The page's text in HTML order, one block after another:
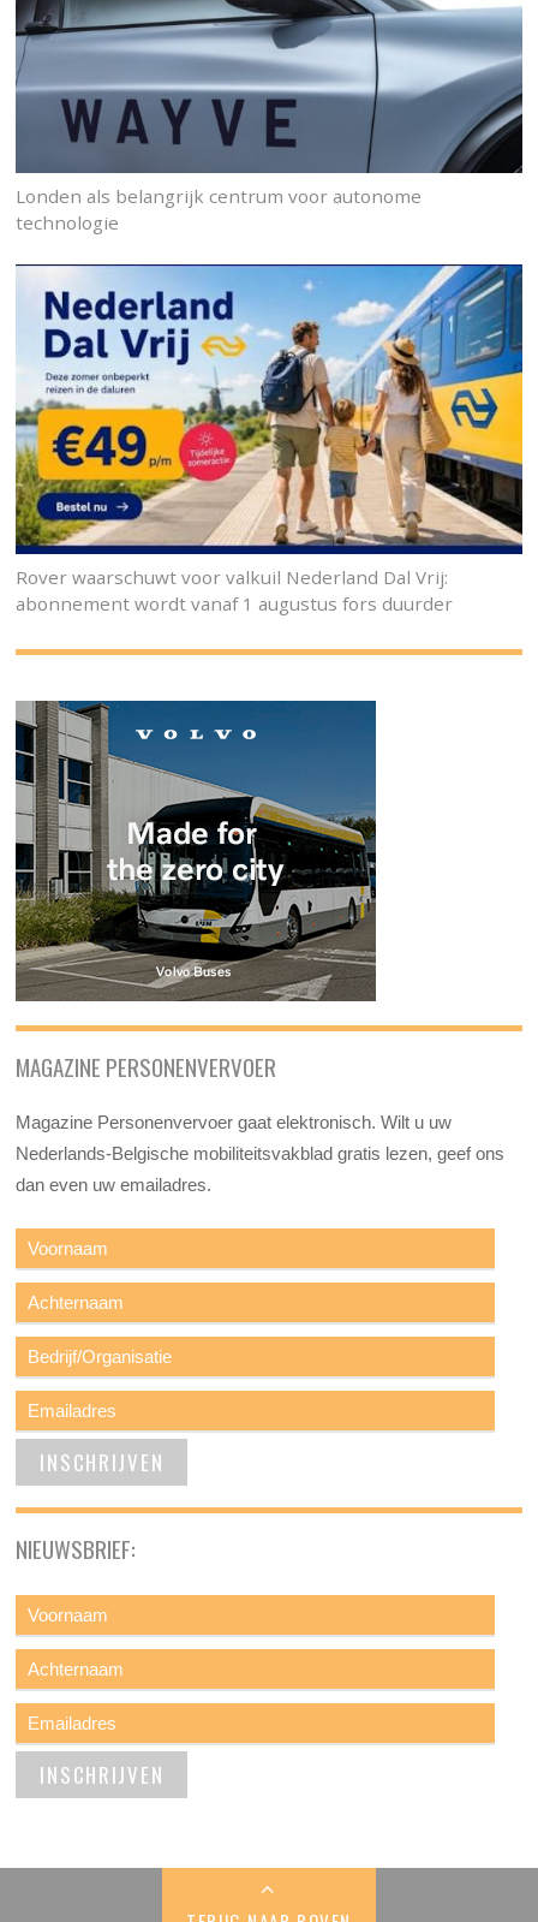
Londen als belangrijk centrum voor autonome
technologie
Rover waarschuwt voor valkuil Nederland Dal Vrij:
abonnement wordt vanaf 1 augustus fors duurder
MAGAZINE PERSONENVERVOER
Magazine Personenvervoer gaat elektronisch. Wilt u uw
Nederlands-Belgische mobiliteitsvakblad gratis lezen, geef ons
dan even uw emailadres.
NIEUWSBRIEF: